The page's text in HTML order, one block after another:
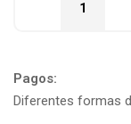
Pagos:
Diferentes formas